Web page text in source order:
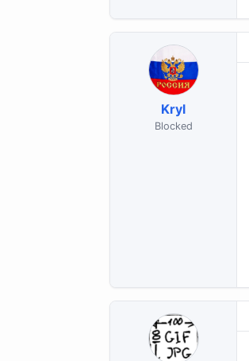
Kryl
Blocked